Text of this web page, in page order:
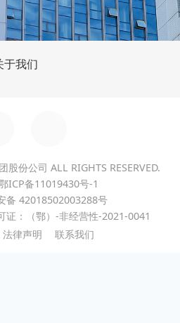
于我们
限责任公司
有限责任公司
份公司 ALL RIGHTS RESERVED.
鄂ICP备11019430号-1
备 42018502003288号
：（鄂）-非经营性-2021-0041
法律声明 联系我们